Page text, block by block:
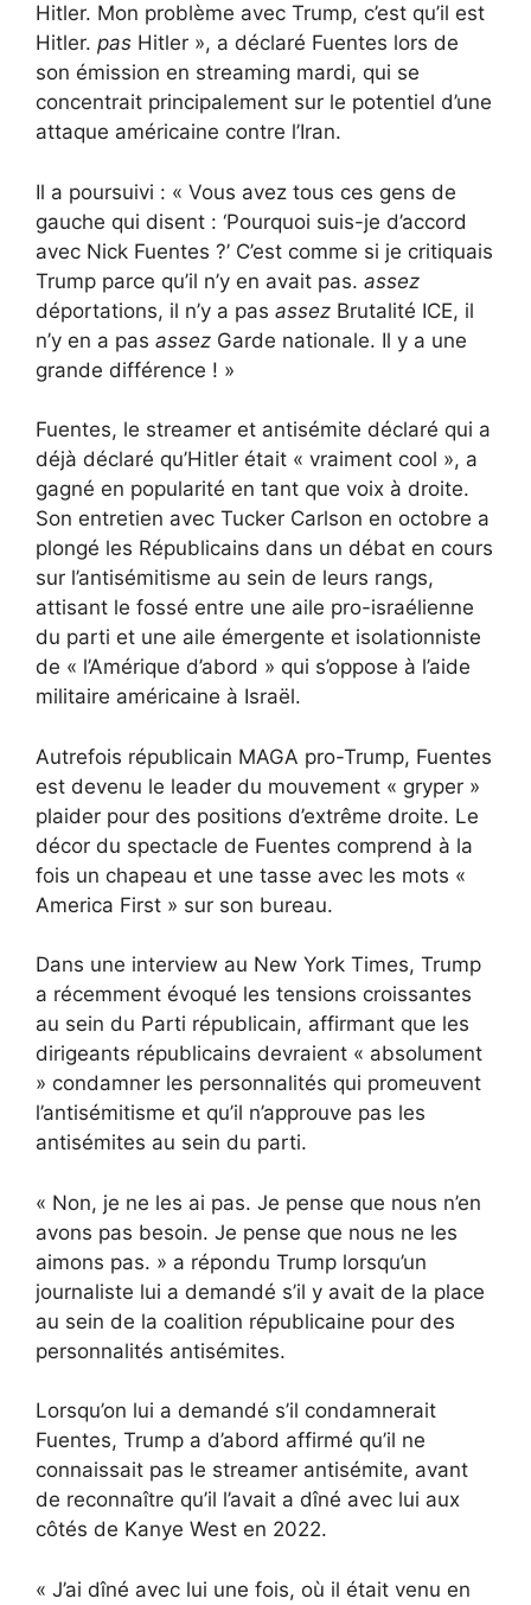
Hitler. Mon problème avec Trump, c’est qu’il est
Hitler. pas Hitler », a déclaré Fuentes lors de
son émission en streaming mardi, qui se
concentrait principalement sur le potentiel d’une
attaque américaine contre l’Iran.
Il a poursuivi : « Vous avez tous ces gens de
gauche qui disent : ‘Pourquoi suis-je d’accord
avec Nick Fuentes ?’ C’est comme si je critiquais
Trump parce qu’il n’y en avait pas. assez
déportations, il n’y a pas assez Brutalité ICE, il
n’y en a pas assez Garde nationale. Il y a une
grande différence ! »
Fuentes, le streamer et antisémite déclaré qui a
déjà déclaré qu’Hitler était « vraiment cool », a
gagné en popularité en tant que voix à droite.
Son entretien avec Tucker Carlson en octobre a
plongé les Républicains dans un débat en cours
sur l’antisémitisme au sein de leurs rangs,
attisant le fossé entre une aile pro-israélienne
du parti et une aile émergente et isolationniste
de « l’Amérique d’abord » qui s’oppose à l’aide
militaire américaine à Israël.
Autrefois républicain MAGA pro-Trump, Fuentes
est devenu le leader du mouvement « gryper »
plaider pour des positions d’extrême droite. Le
décor du spectacle de Fuentes comprend à la
fois un chapeau et une tasse avec les mots «
America First » sur son bureau.
Dans une interview au New York Times, Trump
a récemment évoqué les tensions croissantes
au sein du Parti républicain, affirmant que les
dirigeants républicains devraient « absolument
» condamner les personnalités qui promeuvent
l’antisémitisme et qu’il n’approuve pas les
antisémites au sein du parti.
« Non, je ne les ai pas. Je pense que nous n’en
avons pas besoin. Je pense que nous ne les
aimons pas. » a répondu Trump lorsqu’un
journaliste lui a demandé s’il y avait de la place
au sein de la coalition républicaine pour des
personnalités antisémites.
Lorsqu’on lui a demandé s’il condamnerait
Fuentes, Trump a d’abord affirmé qu’il ne
connaissait pas le streamer antisémite, avant
de reconnaître qu’il l’avait a dîné avec lui aux
côtés de Kanye West en 2022.
« J’ai dîné avec lui une fois, où il était venu en